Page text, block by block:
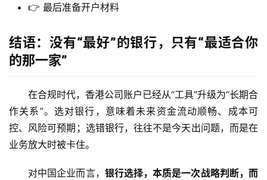
社
生
伙
伴
专
👉 最后准备开户材料
结语：没有“最好”的银行，只有“最适合你
的那一家”
在合规时代，香港公司账户已经从“工具”升级为“长期合
作关系”。选对银行，意味着未来资金流动顺畅、成本可
控、风险可预期；选错银行，往往不是今天出问题，而是在
业务放大时被卡住。
对中国企业而言， 银行选择，本质是一次战略判断，而